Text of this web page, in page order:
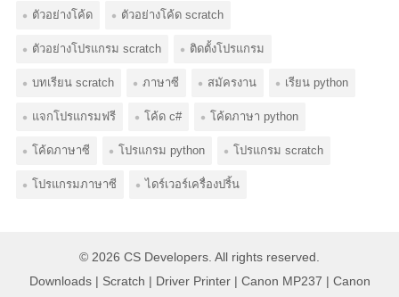
ตัวอย่างโค้ด ตัวอย่างโค้ด scratch
ตัวอย่างโปรแกรม scratch ติดตั้งโปรแกรม
บทเรียน scratch ภาษาซี สมัครงาน เรียน python
แจกโปรแกรมฟรี โค้ด c# โค้ดภาษา python
โค้ดภาษาซี โปรแกรม python โปรแกรม scratch
โปรแกรมภาษาซี ไดร์เวอร์เครื่องปริ้น
© 2026 CS Developers . All rights reserved.
Downloads| Scratch | Driver Printer| Canon MP237 | Canon